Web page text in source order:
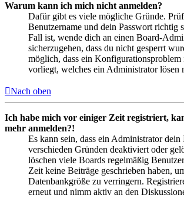
Warum kann ich mich nicht anmelden?
Dafür gibt es viele mögliche Gründe.
Benutzername und dein Passwort richtig
Fall ist, wende dich an einen Board-
sicherzugehen, dass du nicht gesperrt
möglich, dass ein Konfigurationsproblem
vorliegt, welches ein Administrator lösen
Nach oben
Ich habe mich vor einiger Zeit registriert,
mehr anmelden?!
Es kann sein, dass ein Administrator dein
verschieden Gründen deaktiviert oder
löschen viele Boards regelmäßig
Zeit keine Beiträge geschrieben haben,
Datenbankgröße zu verringern.
erneut und nimm aktiv an den